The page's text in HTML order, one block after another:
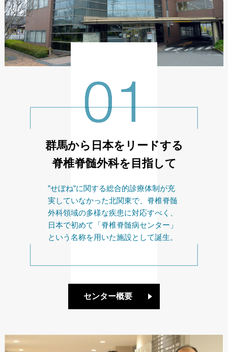
群馬から日本をリードする
脊椎脊髄外科を目指して
”せぼね”に関する総合的診療体制が充
実していなかった北関東で、脊椎脊髄
外科領域の多様な疾患に対応すべく、
日本で初めて「脊椎脊髄病センター」
という名称を用いた施設として誕生。
センター概要